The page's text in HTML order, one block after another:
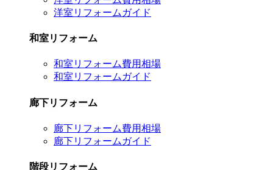
洋室リフォームガイド
和室リフォーム
和室リフォーム費用相場
和室リフォームガイド
廊下リフォーム
廊下リフォーム費用相場
廊下リフォームガイド
階段リフォーム